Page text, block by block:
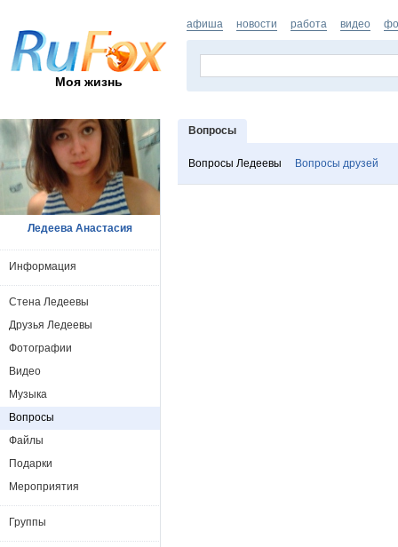
Моя жизнь
афиша новости работа видео
Вопросы
Вопросы Ледеевы Вопросы друзей
Ледеева Анастасия
Информация
Стена Ледеевы
Друзья Ледеевы
Фотографии
Видео
Музыка
Вопросы
Файлы
Подарки
Мероприятия
Группы